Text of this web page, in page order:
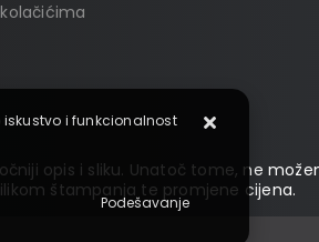
opis i sliku. Unatoč tome, ne
štampanja te promjene cijena.
iskustvo i funkcionalnost
Podešavanje